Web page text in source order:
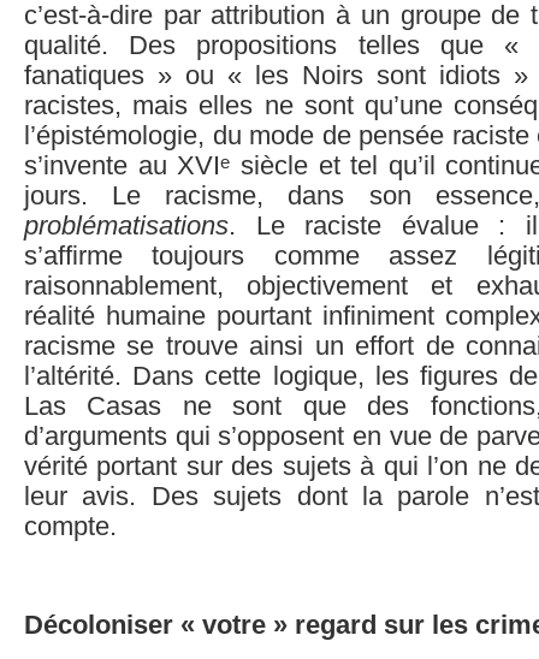
c’est-à-dire par attribution à un groupe de
qualité. Des propositions telles que «
fanatiques » ou « les Noirs sont idiots »
racistes, mais elles ne sont qu’une
l’épistémologie, du mode de pensée
s’invente au XVIe siècle et tel qu’il
jours. Le racisme, dans son
problématisations. Le raciste évalue :
s’affirme toujours comme assez
raisonnablement, objectivement et
réalité humaine pourtant infiniment
racisme se trouve ainsi un effort de
l’altérité. Dans cette logique, les figures
Las Casas ne sont que des
d’arguments qui s’opposent en vue de
vérité portant sur des sujets à qui l’on ne
leur avis. Des sujets dont la parole
compte.
Décoloniser « votre » regard sur les